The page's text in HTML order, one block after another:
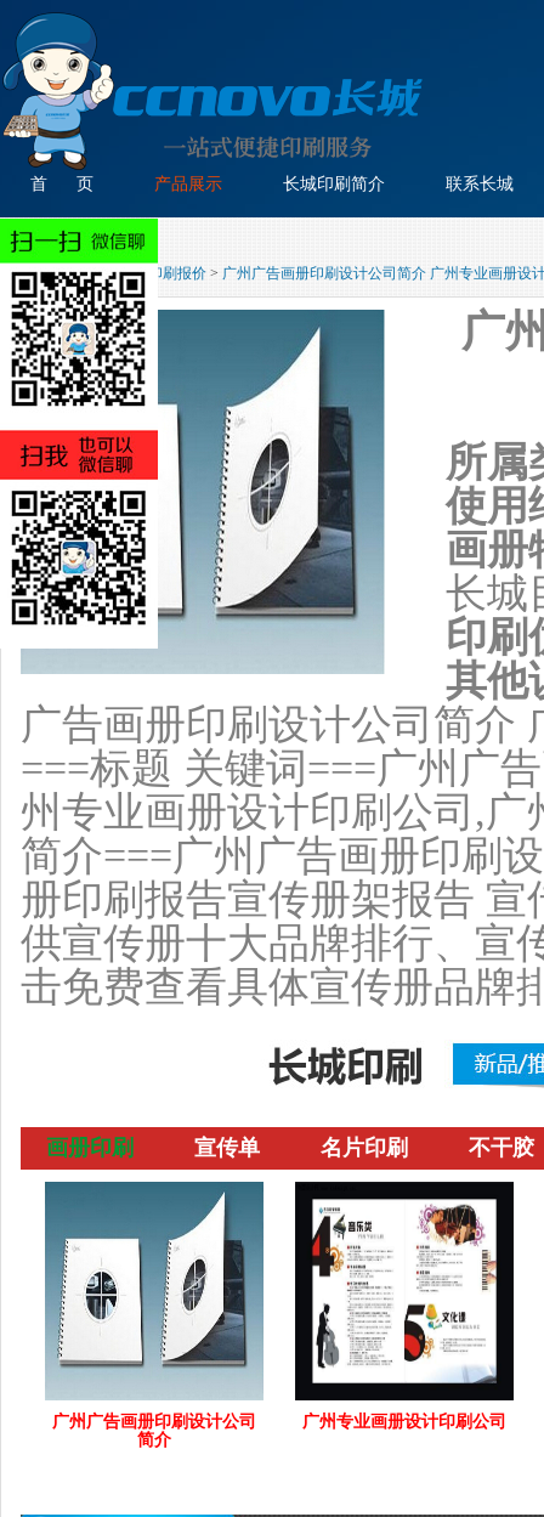
首 页 产品展示 长城印刷简介 联系长城
主页>产品展示 >画册印刷报价 > 广州广告画册印刷设计公司简介 广州专业画册设
广
所属
使用
画册
长城
印刷
其他
广告画册印刷设计公司简介
===标题 关键词===广州广
州专业画册设计印刷公司,
简介===广州广告画册印刷
册印刷报告宣传册架报告
供宣传册十大品牌排行、宣
击免费查看具体宣传册品牌
画册印刷 宣传单 名片印刷 不干胶
广州广告画册印刷设计公司
简介
广州专业画册设计印刷公司